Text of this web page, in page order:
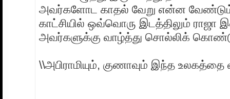
அவர்களோட காதல் வேறு என்ன வேண்டும்.
காட்சியில் ஒவ்வொரு இடத்திலும் ராஜா
அவர்களுக்கு வாழ்த்து சொல்லிக்
\\அபிராமியும், குணாவும் இந்த உலகத்தை